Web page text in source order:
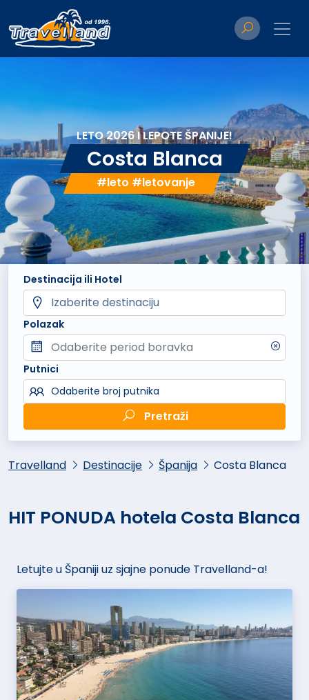
LETO 2026 I LEPOTE ŠPANIJE!
Costa Blanca
#leto #letovanje
Destinacija ili Hotel
Polazak
Putnici
Odaberite broj putnika
Pretraži
Travelland Destinacije Španija Costa Blanca
HIT PONUDA hotela Costa Blanca
Letujte u Španiji uz sjajne ponude Travelland-a!